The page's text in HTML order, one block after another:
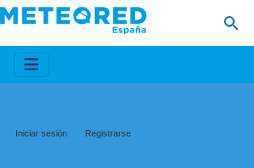
Iniciar sesión Registrarse